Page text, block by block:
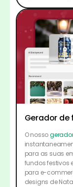
Gerador de
O nosso
para as suas
fundos festivos
para e-
designs de